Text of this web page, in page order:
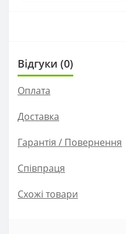
Відгуки (0)
Оплата
Доставка
Гарантія / Повернення
Співпраця
Схожі товари